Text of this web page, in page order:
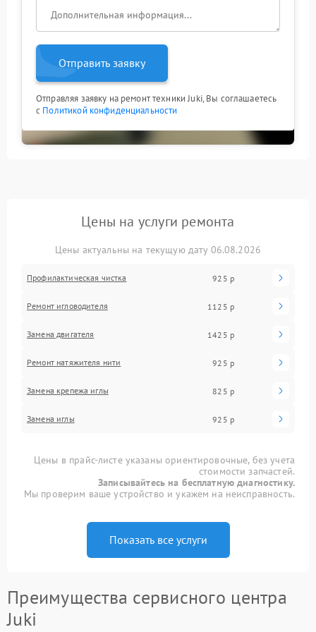
Отправить заявку
Отправляя заявку на ремонт техники Juki, Вы соглашаетесь
с Политикой конфиденциальности
Цены на услуги ремонта
Цены актуальны на текущую дату 06.08.2026
Профилактическая чистка 925 р
Ремонт игловодителя 1125 р
Замена двигателя 1425 р
Ремонт натяжителя нити 925 р
Замена крепежа иглы 825 р
Замена иглы 925 р
Цены в прайс-листе указаны ориентировочные, без учета
стоимости запчастей.
Записывайтесь на бесплатную диагностику.
Мы проверим ваше устройство и укажем на неисправность.
Показать все услуги
Преимущества сервисного центра
Juki